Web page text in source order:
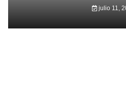
julio 11,